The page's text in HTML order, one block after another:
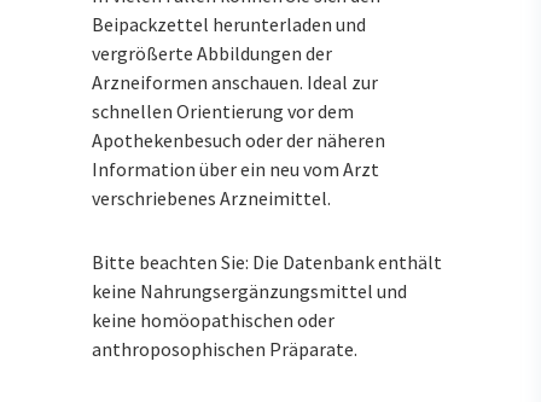
Beipackzettel herunterladen und
vergrößerte Abbildungen der
Arzneiformen anschauen. Ideal zur
schnellen Orientierung vor dem
Apothekenbesuch oder der näheren
Information über ein neu vom Arzt
verschriebenes Arzneimittel.
Bitte beachten Sie: Die Datenbank enthält
keine Nahrungsergänzungsmittel und
keine homöopathischen oder
anthroposophischen Präparate.